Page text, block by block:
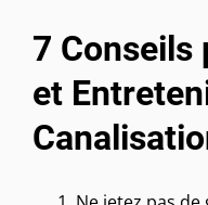
7 Conseils
et